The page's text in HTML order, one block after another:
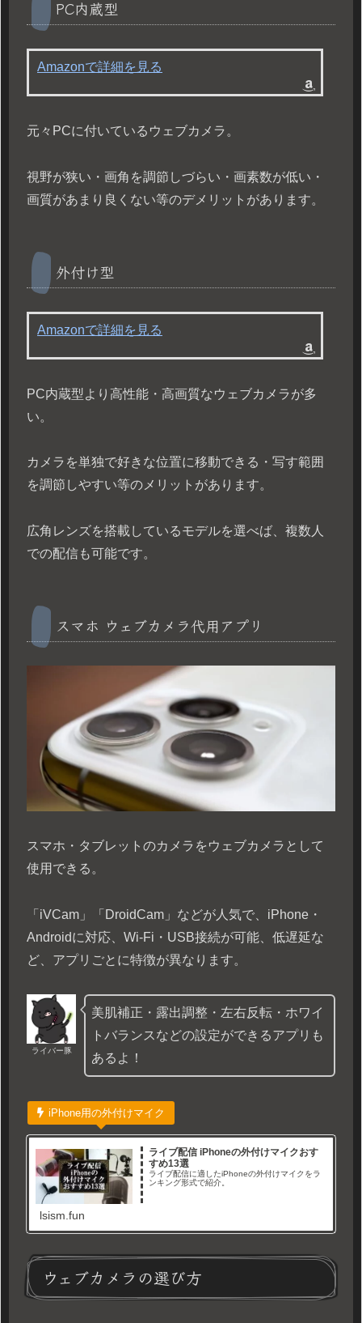
PC内蔵型
Amazonで詳細を見る
元々PCに付いているウェブカメラ。
視野が狭い・画角を調節しづらい・画素数が低い・
画質があまり良くない等のデメリットがあります。
外付け型
Amazonで詳細を見る
PC内蔵型より高性能・高画質なウェブカメラが多
い。
カメラを単独で好きな位置に移動できる・写す範囲
を調節しやすい等のメリットがあります。
広角レンズを搭載しているモデルを選べば、複数人
での配信も可能です。
スマホ ウェブカメラ代用アプリ
スマホ・タブレットのカメラをウェブカメラとして
使用できる。
「iVCam」「DroidCam」などが人気で、iPhone・
Androidに対応、Wi-Fi・USB接続が可能、低遅延な
ど、アプリごとに特徴が異なります。
ライバー豚
美肌補正・露出調整・左右反転・ホワイ
トバランスなどの設定ができるアプリも
あるよ！
iPhone用の外付けマイク
ライブ配信 iPhoneの外付けマイクおす
すめ13選
ライブ配信に適したiPhoneの外付けマイクをラ
ンキング形式で紹介。
lsism.fun
ウェブカメラの選び方